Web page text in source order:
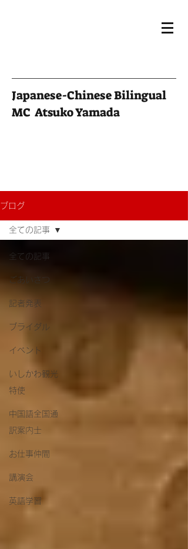
Japanese-Chinese Bilingual
MC Atsuko Yamada
ブログ
全ての記事
ごあいさつ
記者発表
ブライダル
イベント
いしかわ観光
特使
中国語全国通
訳案内士
お仕事仲間
講演会
英語学習
全ての記事